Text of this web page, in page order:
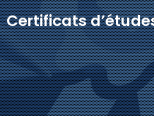
Certificats